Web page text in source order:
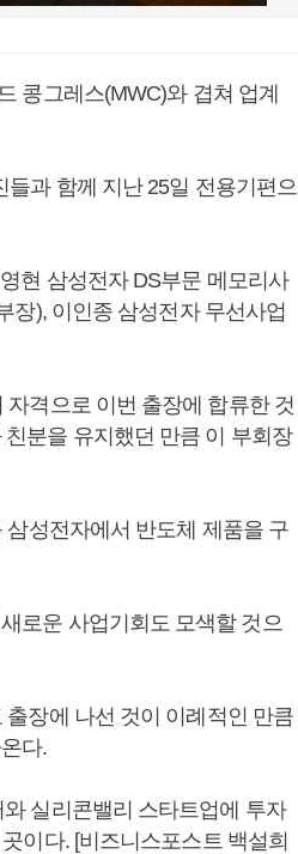
콩그레스(MWC)와 겹쳐 업계
과 함께 지난 25일 전용기편으
현 삼성전자 DS부문 메모리사
장), 이인종 삼성전자 무선사업
격으로 이번 출장에 합류한 것
분을 유지했던 만큼 이 부회장
성전자에서 반도체 제품을 구
로운 사업기회도 모색할 것으
장에 나선 것이 이례적인 만큼
다.
실리콘밸리 스타트업에 투자
이다. [비즈니스포스트 백설희